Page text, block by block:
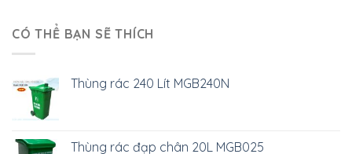
CÓ THỂ BẠN SẼ THÍCH
Thùng rác 240 Lít MGB240N
Thùng rác đạp chân 20L MGB025